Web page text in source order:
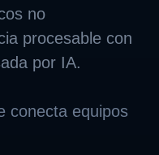
no
procesable con
por IA.
conecta equipos